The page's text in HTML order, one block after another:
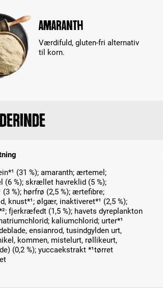
Amaranth
Værdifuld, gluten-fri alternativ
til korn.
(31 %); amaranth; ærtemel;
(6 %); skrællet havreklid (5 %);
%); hørfrø (2,5 %); ærtefibre;
knust*¹; ølgær, inaktiveret*¹ (2,5 %);
fjerkræfedt (1,5 %); havets dyreplankton
kaliumchlorid; urter*¹
ensianrod, tusindgylden urt,
kommen, mistelurt, røllikeurt,
(0,2 %); yuccaekstrakt *¹tørret